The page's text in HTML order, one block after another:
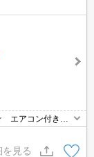
エアコン付き☆
を見る